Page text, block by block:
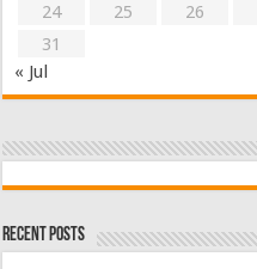
24
25 26
31
« Jul
Recent Posts